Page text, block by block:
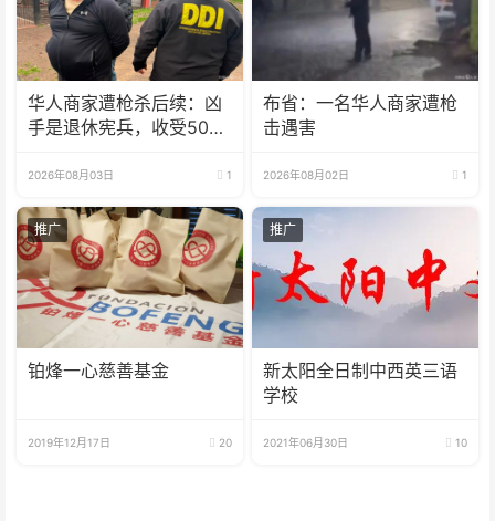
华人商家遭枪杀后续：凶
手是退休宪兵，收受5000
2026年08月03日 1
布省：一名华人商家遭枪
击遇害
2026年08月02日 1
推广
铂烽一心慈善基金
2019年12月17日 20
推广
新太阳全日制中西英三语
学校
2021年06月30日 10